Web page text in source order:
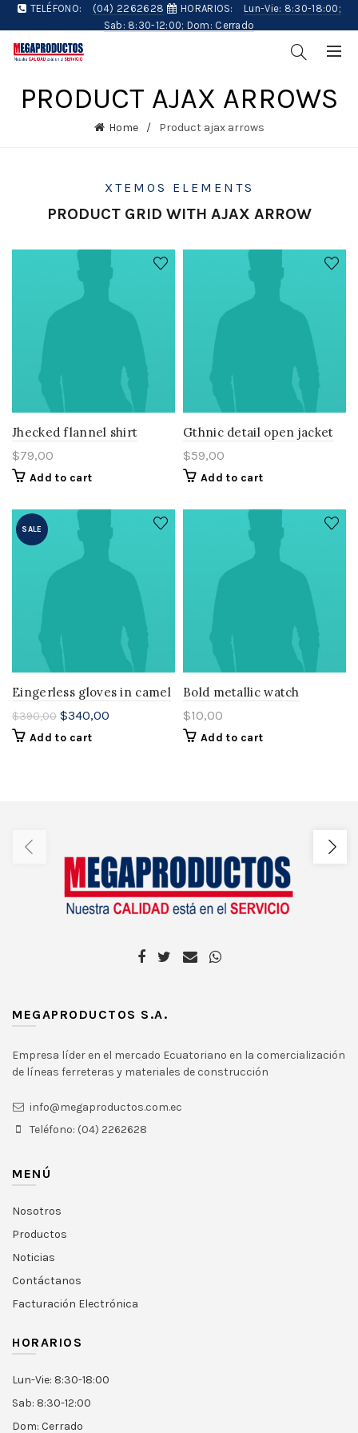
TELÉFONO: (04) 2262628 HORARIOS:
Lun-Vie: 8:30-18:00;
Sab: 8:30-12:00; Dom: Cerrado
PRODUCT AJAX ARROWS
Home Product ajax arrows
XTEMOS ELEMENTS
PRODUCT GRID WITH AJAX ARROW
Jhecked flannel shirt
$79,00
Add to cart
Gthnic detail open jacket
$59,00
Add to cart
SALE
Eingerless gloves in camel
$390,00 Original
was:
$340,00
Add to cart
Bold metallic watch
$10,00
Add to cart
MEGAPRODUCTOS S.A.
Empresa líder en el mercado Ecuatoriano en la comercialización
de líneas ferreteras y materiales de construcción
info@megaproductos.com.ec
Teléfono: (04) 2262628
MENÚ
Nosotros
Productos
Noticias
Contáctanos
Facturación Electrónica
HORARIOS
Lun-Vie: 8:30-18:00
Sab: 8:30-12:00
Dom: Cerrado